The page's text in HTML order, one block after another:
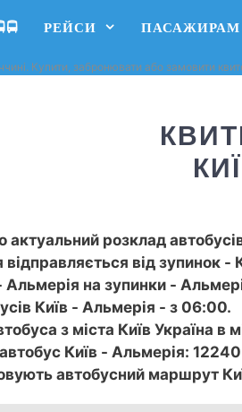
РЕЙСИ ПАСАЖИРАМ
Купити, забронювати або замовити
розклад
від зупинок -
Альмерія на зупинки -
Київ - Альмерія - з 06:00.
з міста Київ Україна в
Київ - Альмерія:
автобусний маршрут